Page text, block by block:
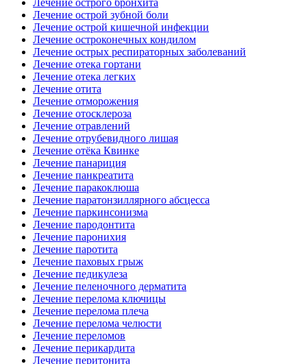
Лечение острой зубной боли
Лечение острой кишечной инфекции
Лечение остроконечных кондилом
Лечение острых респираторных заболеваний
Лечение отека гортани
Лечение отека легких
Лечение отита
Лечение отморожения
Лечение отосклероза
Лечение отравлений
Лечение отрубевидного лишая
Лечение отёка Квинке
Лечение панариция
Лечение панкреатита
Лечение паракоклюша
Лечение паратонзиллярного абсцесса
Лечение паркинсонизма
Лечение пародонтита
Лечение паронихия
Лечение паротита
Лечение паховых грыж
Лечение педикулеза
Лечение пеленочного дерматита
Лечение перелома ключицы
Лечение перелома плеча
Лечение перелома челюсти
Лечение переломов
Лечение перикардита
Лечение перитонита